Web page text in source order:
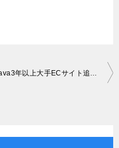
Java3年以上大手ECサイト追加開発案件